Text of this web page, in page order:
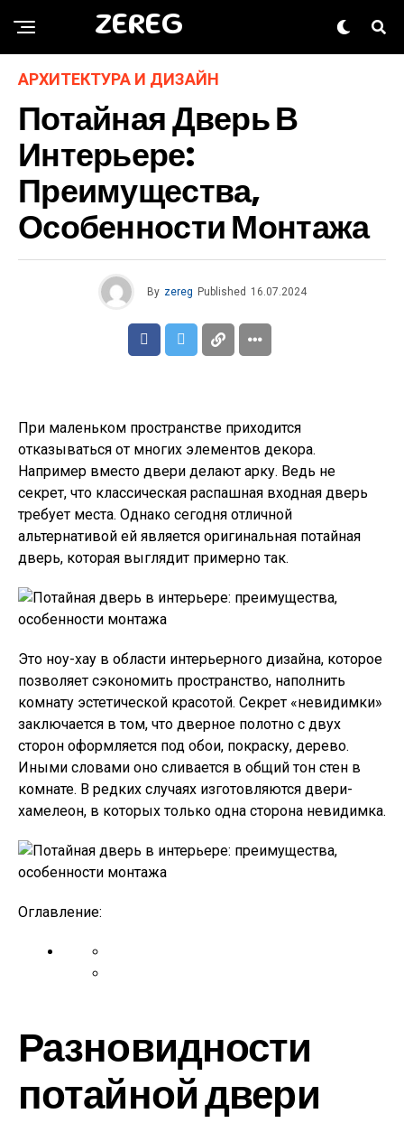
ZEREG
АРХИТЕКТУРА И ДИЗАЙН
Потайная Дверь В
Интерьере:
Преимущества,
Особенности Монтажа
By zereg Published 16.07.2024
При маленьком пространстве приходится
отказываться от многих элементов декора.
Например вместо двери делают арку. Ведь не
секрет, что классическая распашная входная дверь
требует места. Однако сегодня отличной
альтернативой ей является оригинальная потайная
дверь, которая выглядит примерно так.
Это ноу-хау в области интерьерного дизайна, которое
позволяет сэкономить пространство, наполнить
комнату эстетической красотой. Секрет «невидимки»
заключается в том, что дверное полотно с двух
сторон оформляется под обои, покраску, дерево.
Иными словами оно сливается в общий тон стен в
комнате. В редких случаях изготовляются двери-
хамелеон, в которых только одна сторона невидимка.
Оглавление:
Разновидности
потайной двери